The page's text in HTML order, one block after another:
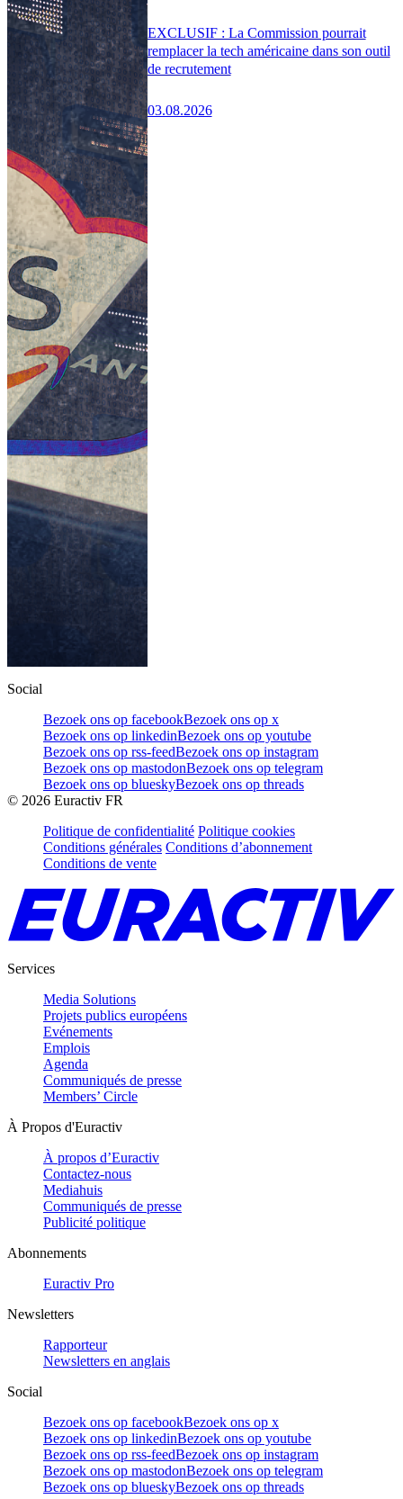
EXCLUSIF : La Commission pourrait
remplacer la tech américaine dans son outil
de recrutement
03.08.2026
Social
Bezoek ons op facebookBezoek ons op x
Bezoek ons op linkedinBezoek ons op youtube
Bezoek ons op rss-feedBezoek ons op instagram
Bezoek ons op mastodonBezoek ons op telegram
Bezoek ons op blueskyBezoek ons op threads
© 2026 Euractiv FR
Politique de confidentialité Politique cookies
Conditions générales Conditions d’abonnement
Conditions de vente
Services
Media Solutions
Projets publics européens
Evénements
Emplois
Agenda
Communiqués de presse
Members’ Circle
À Propos d'Euractiv
À propos d’Euractiv
Contactez-nous
Mediahuis
Communiqués de presse
Publicité politique
Abonnements
Euractiv Pro
Newsletters
Rapporteur
Newsletters en anglais
Social
Bezoek ons op facebookBezoek ons op x
Bezoek ons op linkedinBezoek ons op youtube
Bezoek ons op rss-feedBezoek ons op instagram
Bezoek ons op mastodonBezoek ons op telegram
Bezoek ons op blueskyBezoek ons op threads